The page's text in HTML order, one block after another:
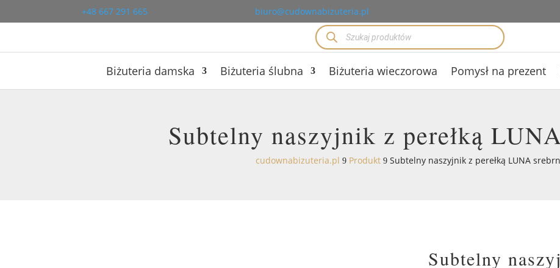
+48 667 291 665 biuro@cudownabizuteria.pl
Wyszukiwarka
produktów
Biżuteria damska Biżuteria ślubna Biżuteria wieczorowa Pomysł na prezent
Subtelny naszyjnik z perełką
cudownabizuteria.pl 9 Produkt 9 Subtelny naszyjnik z perełką LUNA
Subtelny